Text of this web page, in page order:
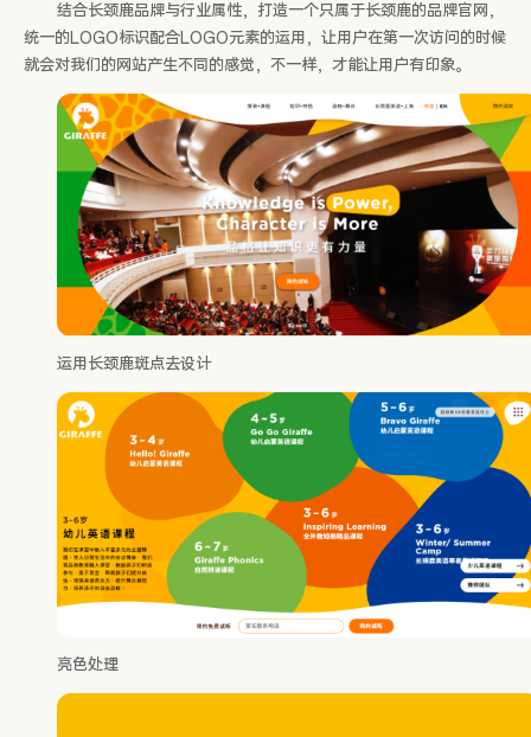
结合长颈鹿品牌与行业属性，打造一个只属于长颈鹿的品牌官网，
统一的LOGO标识配合LOGO元素的运用，让用户在第一次访问的时候
就会对我们的网站产生不同的感觉，不一样，才能让用户有印象。
运用长颈鹿斑点去设计
亮色处理